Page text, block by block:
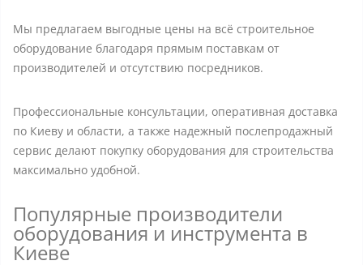
Мы предлагаем выгодные цены на всё строительное
оборудование благодаря прямым поставкам от
производителей и отсутствию посредников.
Профессиональные консультации, оперативная доставка
по Киеву и области, а также надежный послепродажный
сервис делают покупку оборудования для строительства
максимально удобной.
Популярные производители
оборудования и инструмента в
Киеве